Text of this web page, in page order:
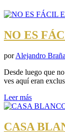
NO ES
porAlejandro Braña
Desde luego que
ves aquí eran
Leer más
CASA